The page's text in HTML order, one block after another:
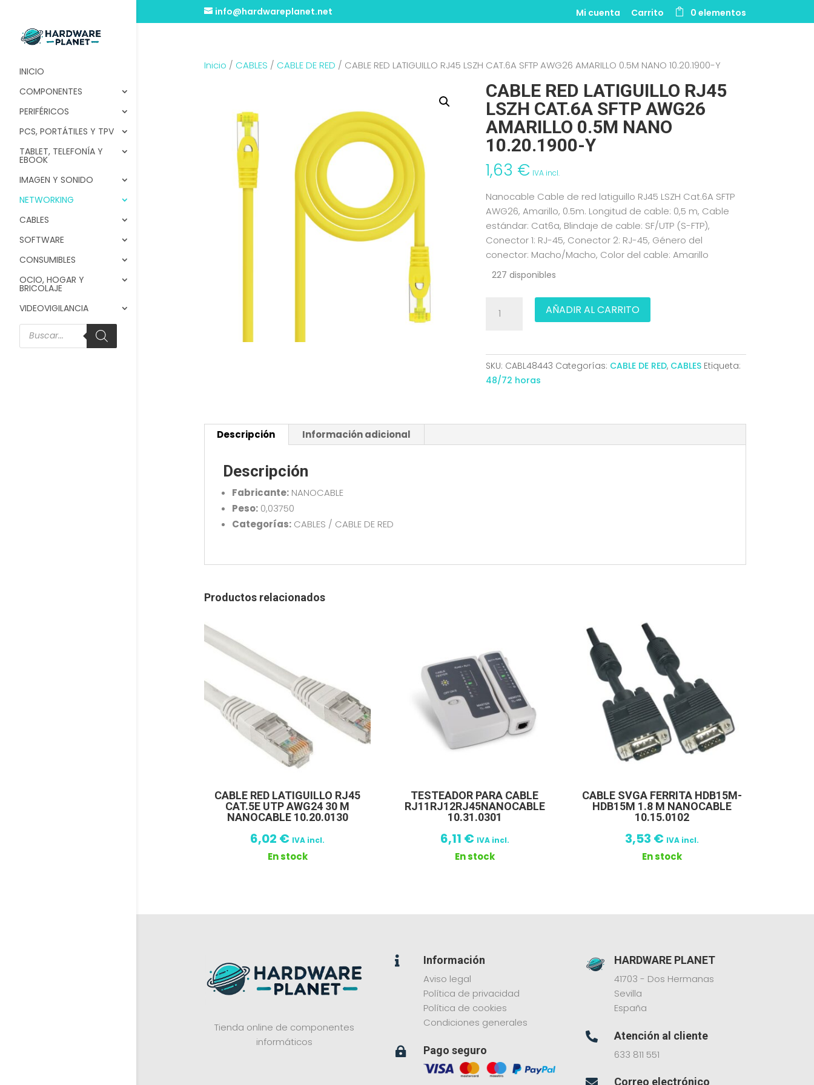
info@hardwareplanet.net Mi cuenta Carrito 0 elementos
INICIO
COMPONENTES
PERIFÉRICOS
PCS, PORTÁTILES Y TPV
TABLET, TELEFONÍA Y
EBOOK
IMAGEN Y SONIDO
NETWORKING
CABLES
SOFTWARE
CONSUMIBLES
OCIO, HOGAR Y
BRICOLAJE
VIDEOVIGILANCIA
Búsqueda
de
Inicio / CABLES / CABLE DE RED / CABLE RED LATIGUILLO RJ45 LSZH CAT.6A SFTP AWG26 AMARILLO 0.5M NANO 10.20.1900-Y
CABLE RED LATIGUILLO RJ45
LSZH CAT.6A SFTP AWG26
AMARILLO 0.5M NANO
10.20.1900-Y
1,63 € IVA incl.
Nanocable Cable de red latiguillo RJ45 LSZH Cat.6A SFTP
AWG26, Amarillo, 0.5m. Longitud de cable: 0,5 m, Cable
estándar: Cat6a, Blindaje de cable: SF/UTP (S-FTP),
Conector 1: RJ-45, Conector 2: RJ-45, Género del
conector: Macho/Macho, Color del cable: Amarillo
227 disponibles
RED
LSZH
CAT.6A
NANO
AÑADIR AL CARRITO
SKU: CABL48443 Categorías: CABLE DE RED, CABLES Etiqueta:
48/72 horas
Descripción Información adicional
Descripción
Fabricante:NANOCABLE
Peso:0,03750
Categorías:CABLES / CABLE DE RED
Productos relacionados
CABLE RED LATIGUILLO RJ45
CAT.5E UTP AWG24 30 M
NANOCABLE 10.20.0130
6,02 € IVA incl.
En stock
TESTEADOR PARA CABLE
RJ11RJ12RJ45NANOCABLE
10.31.0301
6,11 € IVA incl.
En stock
CABLE SVGA FERRITA HDB15M-
HDB15M 1.8 M NANOCABLE
10.15.0102
3,53 € IVA incl.
En stock
Tienda online de componentes
informáticos

Información
Aviso legal
Política de privacidad
Política de cookies
Condiciones generales
 Pago seguro
HARDWARE PLANET
41703 - Dos Hermanas
Sevilla
España

Atención al cliente
633 811 551
Correo electrónico